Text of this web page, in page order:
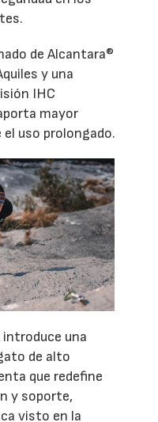
de Alcantara®
y una
IHC
mayor
uso prolongado.
introduce una
de alto
que redefine
y soporte,
visto en la